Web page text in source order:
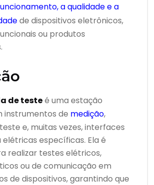
a qualidade e a
de dispositivos eletrônicos,
ou produtos
de testeé uma estação
instrumentos de medição,
e, muitas vezes, interfaces
específicas. Ela é
realizar testes elétricos,
ou de comunicação em
de dispositivos, garantindo que